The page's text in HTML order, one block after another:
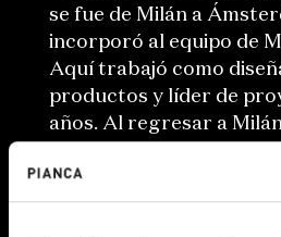
se fue de Milán a
incorporó al equipo de
Aquí trabajó como
productos y líder de
años. Al regresar a
Bonanni actualmente
proyectos para marcas